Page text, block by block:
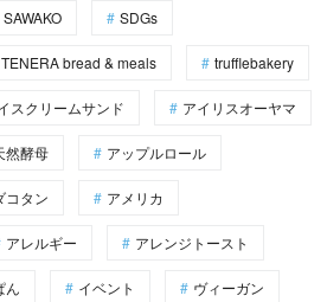
SAWAKO SDGs
TENERA bread & meals trufflebakery
スクリームサンド アイリスオーヤマ
然酵母 アップルロール
コタン アメリカ
アレルギー アレンジトースト
ん イベント ヴィーガン